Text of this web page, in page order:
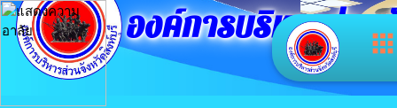
apps
องค์การบริหารส่วน